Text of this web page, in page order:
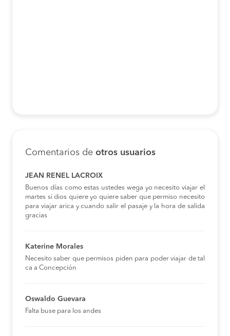
Comentarios de otros usuarios
JEAN RENEL LACROIX
Buenos días como estas ustedes wega yo necesito viajar el
martes si dios quiere yo quiere saber que permiso necesito
para viajar arica y cuando salir el pasaje y la hora de salida
gracias
Katerine Morales
Necesito saber que permisos piden para poder viajar de tal
ca a Concepción
Oswaldo Guevara
Falta buse para los andes